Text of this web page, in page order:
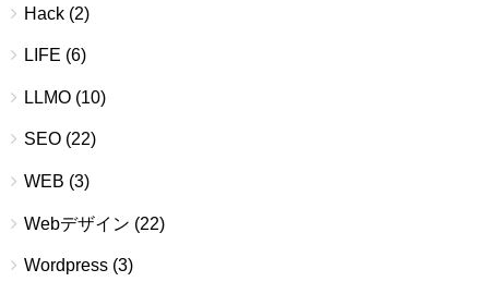
Hack (2)
LIFE (6)
LLMO (10)
SEO (22)
WEB (3)
Webデザイン (22)
Wordpress (3)